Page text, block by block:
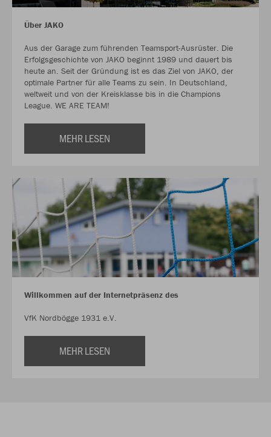
Über JAKO
Aus der Garage zum führenden Teamsport-Ausrüster. Die
Erfolgsgeschichte von JAKO beginnt 1989 und dauert bis
heute an. Seit der Gründung ist es das Ziel von JAKO, der
optimale Partner für alle Teams zu sein. In Deutschland,
weltweit und von der Kreisklasse bis in die Champions
League. WE ARE TEAM!
MEHR LESEN
Willkommen auf der Internetpräsenz des
VfK Nordbögge 1931 e.V.
MEHR LESEN